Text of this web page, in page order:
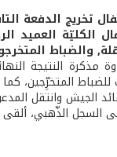
الكليّة العميد
والضباط
مذكرة النتيجة
المتخرِّجين، كما
الجيش وانتقل
السجل الذّهبي، ألقى